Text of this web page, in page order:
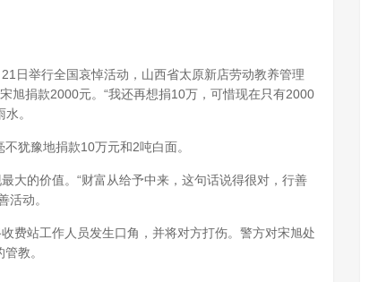
举行全国哀悼活动，山西省太原新店劳动教养管理
旭捐款2000元。“我还再想捐10万，可惜现在只有2000
。
犹豫地捐款10万元和2吨白面。
的价值。“财富从给予中来，这句话说得很对，行善
活动。
站工作人员发生口角，并将对方打伤。警方对宋旭处
教。